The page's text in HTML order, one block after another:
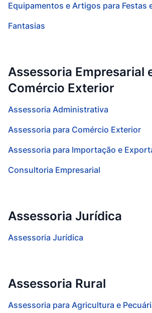
Equipamentos e Artigos para Festas
Fantasias
Assessoria Empresarial
Comércio Exterior
Assessoria Administrativa
Assessoria para Comércio Exterior
Assessoria para Importação e
Consultoria Empresarial
Assessoria Jurídica
Assessoria Jurídica
Assessoria Rural
Assessoria para Agricultura e